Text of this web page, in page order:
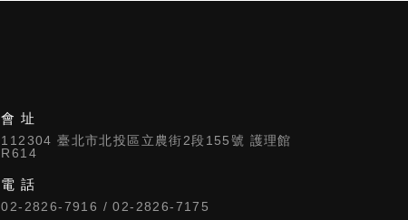
會 址
112304 臺北市北投區立農街2段155號 護理館
R614
電 話
02-2826-7916 / 02-2826-7175